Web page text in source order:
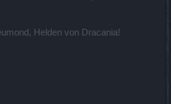
Helden von Dracania!